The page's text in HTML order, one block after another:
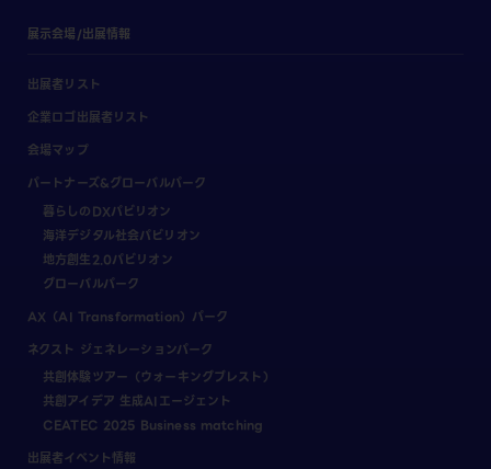
展示会場/出展情報
出展者リスト
企業ロゴ出展者リスト
会場マップ
パートナーズ&グローバルパーク
暮らしのDXパビリオン
海洋デジタル社会パビリオン
地方創生2.0パビリオン
グローバルパーク
AX（AI Transformation）パーク
ネクスト ジェネレーションパーク
共創体験ツアー（ウォーキングブレスト）
共創アイデア 生成AIエージェント
CEATEC 2025 Business matching
出展者イベント情報